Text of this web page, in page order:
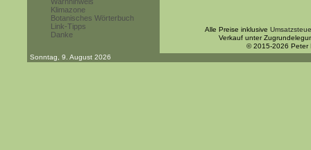
Klimazone
Botanisches Wörterbuch
Link-Tipps
Danke
Alle Preise inklusive
Verkauf unter
© 2015-2026 Peter
Sonntag, 9. August 2026